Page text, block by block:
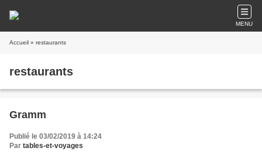
MENU
Accueil » restaurants
restaurants
Gramm
Publié le 03/02/2019 à 14:24
Par tables-et-voyages